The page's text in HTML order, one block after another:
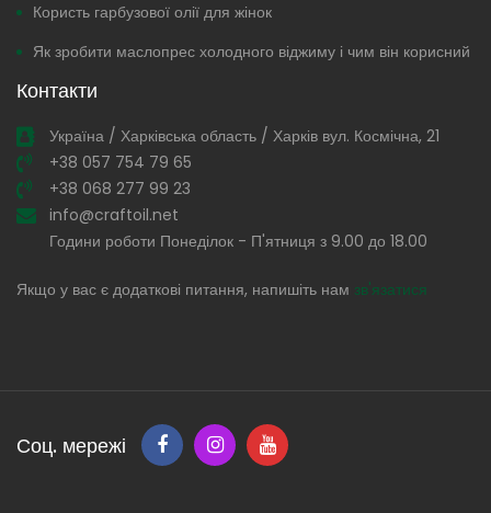
Користь гарбузової олії для жінок
Як зробити маслопрес холодного віджиму і чим він корисний
Контакти
Україна / Харківська область / Харків вул. Космічна, 21
+38 057 754 79 65
+38 068 277 99 23
info@craftoil.net
Години роботи Понеділок - П'ятниця з 9.00 до 18.00
Якщо у вас є додаткові питання, напишіть нам зв'язатися
Соц. мережі